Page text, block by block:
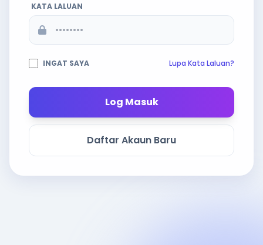
KATA LALUAN
INGAT SAYA Lupa Kata Laluan?
Log Masuk
Daftar Akaun Baru